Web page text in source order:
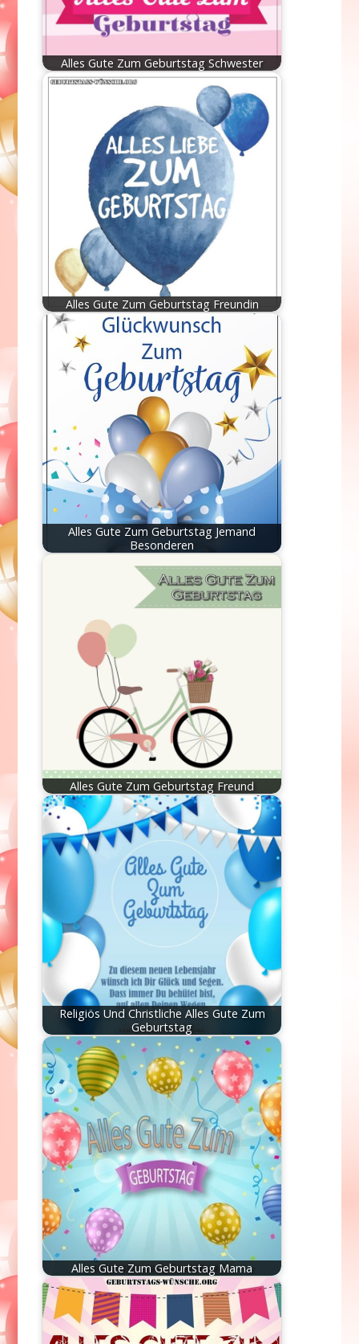
Alles Gute Zum Geburtstag Schwester
Alles Gute Zum Geburtstag Freundin
Alles Gute Zum Geburtstag Jemand
Besonderen
Alles Gute Zum Geburtstag Freund
Religiös Und Christliche Alles Gute Zum
Geburtstag
Alles Gute Zum Geburtstag Mama